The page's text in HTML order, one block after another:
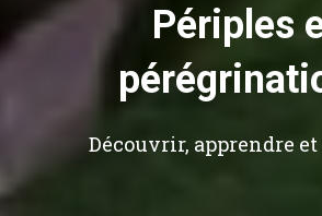
Périples
Découvrir, apprendre